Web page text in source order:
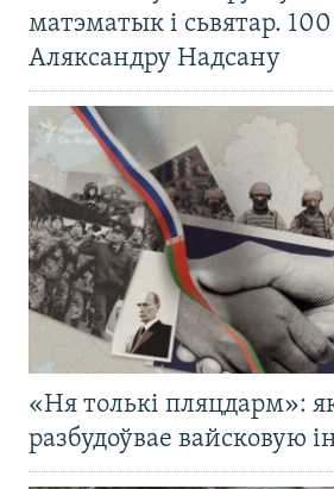
матэматык і сьвятар.
Аляксандру Надсану
«Ня толькі пляцдарм»:
разбудоўвае вайсковую